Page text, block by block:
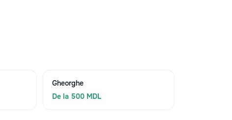
Gheorghe
De la 500 MDL